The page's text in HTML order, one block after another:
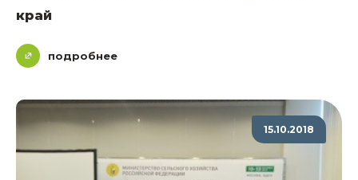
край
подробнее
15.10.2018